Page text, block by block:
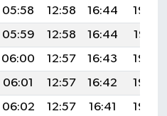
05:58 12:58 16:44
19:48
05:59 12:58 16:44
19:47
06:00 12:57 16:43
19:45
06:01 12:57 16:42
19:43
06:02 12:57 16:41 19:42